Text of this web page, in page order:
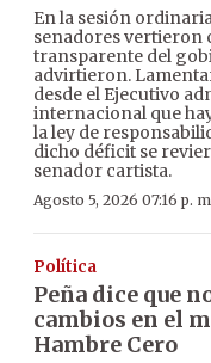
En la sesión
senadores vertieron
transparente del
advirtieron.
desde el Ejecutivo
internacional que
la ley de
dicho déficit se
senador cartista.
Agosto 5, 2026 07:16 p.
Política
Peña dice que
cambios en el
Hambre Cero